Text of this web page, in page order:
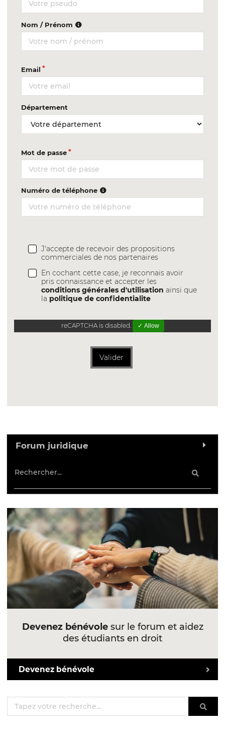
Nom / Prénom
Email
Département
Mot de passe
Numéro de téléphone
J'accepte de recevoir des propositions
commerciales de nos partenaires
En cochant cette case, je reconnais avoir
pris connaissance et accepter les
conditions générales d'utilisation ainsi que
la politique de confidentialite
reCAPTCHA is disabled. ✓ Allow
Valider
Forum juridique
Devenez bénévolesur le forum et aidez
des étudiants en droit
Devenez bénévole